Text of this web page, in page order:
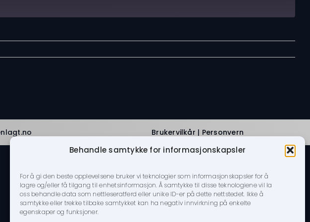
Behandle samtykke for informasjonskapsler
For å gi den beste opplevelsene bruker vi teknologier som informasjonskapsler for å
lagre og/eller få tilgang til enhetsinformasjon. Å samtykke til disse teknologiene vil la
oss behandle data som nettleseratferd eller unike ID-er på dette nettstedet. Ikke å
samtykke eller trekke tilbake samtykket kan ha negativ innvirkning på enkelte
egenskaper og funksjoner.
Brukervilkår | Personvern